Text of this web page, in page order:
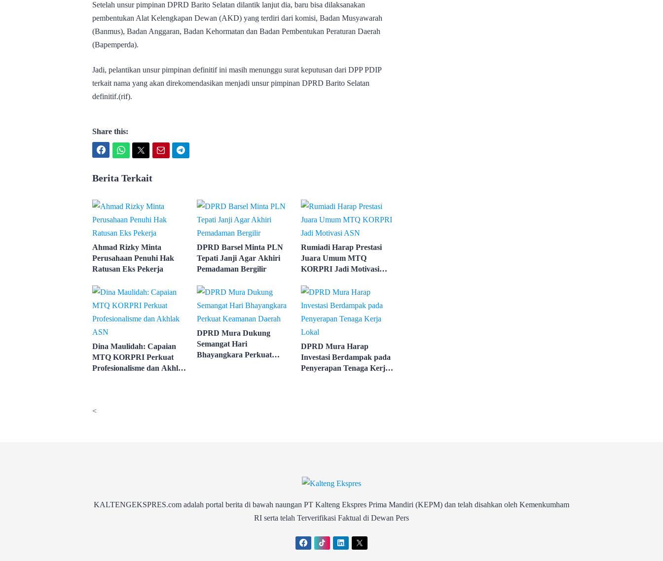
Setelah unsur pimpinan DPRD Barito Selatan dilantik lanjut dia, baru bisa dilaksanakan
pembentukan Alat Kelengkapan Dewan (AKD) yang terdiri dari komisi, Badan Musyawarah
(Banmus), Badan Anggaran, Badan Kehormatan dan Badan Pembentukan Peraturan Daerah
(Bapemperda).
Jadi, pelantikan unsur pimpinan definitif ini masih menunggu surat keputusan dari DPP PDIP
terkait nama yang akan direkomendasikan menjadi unsur pimpinan DPRD Barito Selatan
definitif.(rif).
Share this:
Berita Terkait
Ahmad Rizky Minta
Perusahaan Penuhi Hak
Ratusan Eks Pekerja
DPRD Barsel Minta PLN
Tepati Janji Agar Akhiri
Pemadaman Bergilir
Rumiadi Harap Prestasi
Juara Umum MTQ
KORPRI Jadi Motivasi
Dina Maulidah: Capaian
MTQ KORPRI Perkuat
Profesionalisme dan Akhlak
DPRD Mura Dukung
Semangat Hari
Bhayangkara Perkuat
DPRD Mura Harap
Investasi Berdampak pada
Penyerapan Tenaga Kerja
<
KALTENGEKSPRES.com adalah portal berita di bawah naungan PT Kalteng Ekspres Prima Mandiri (KEPM) dan telah disahkan oleh Kemenkumham
RI serta telah Terverifikasi Faktual di Dewan Pers